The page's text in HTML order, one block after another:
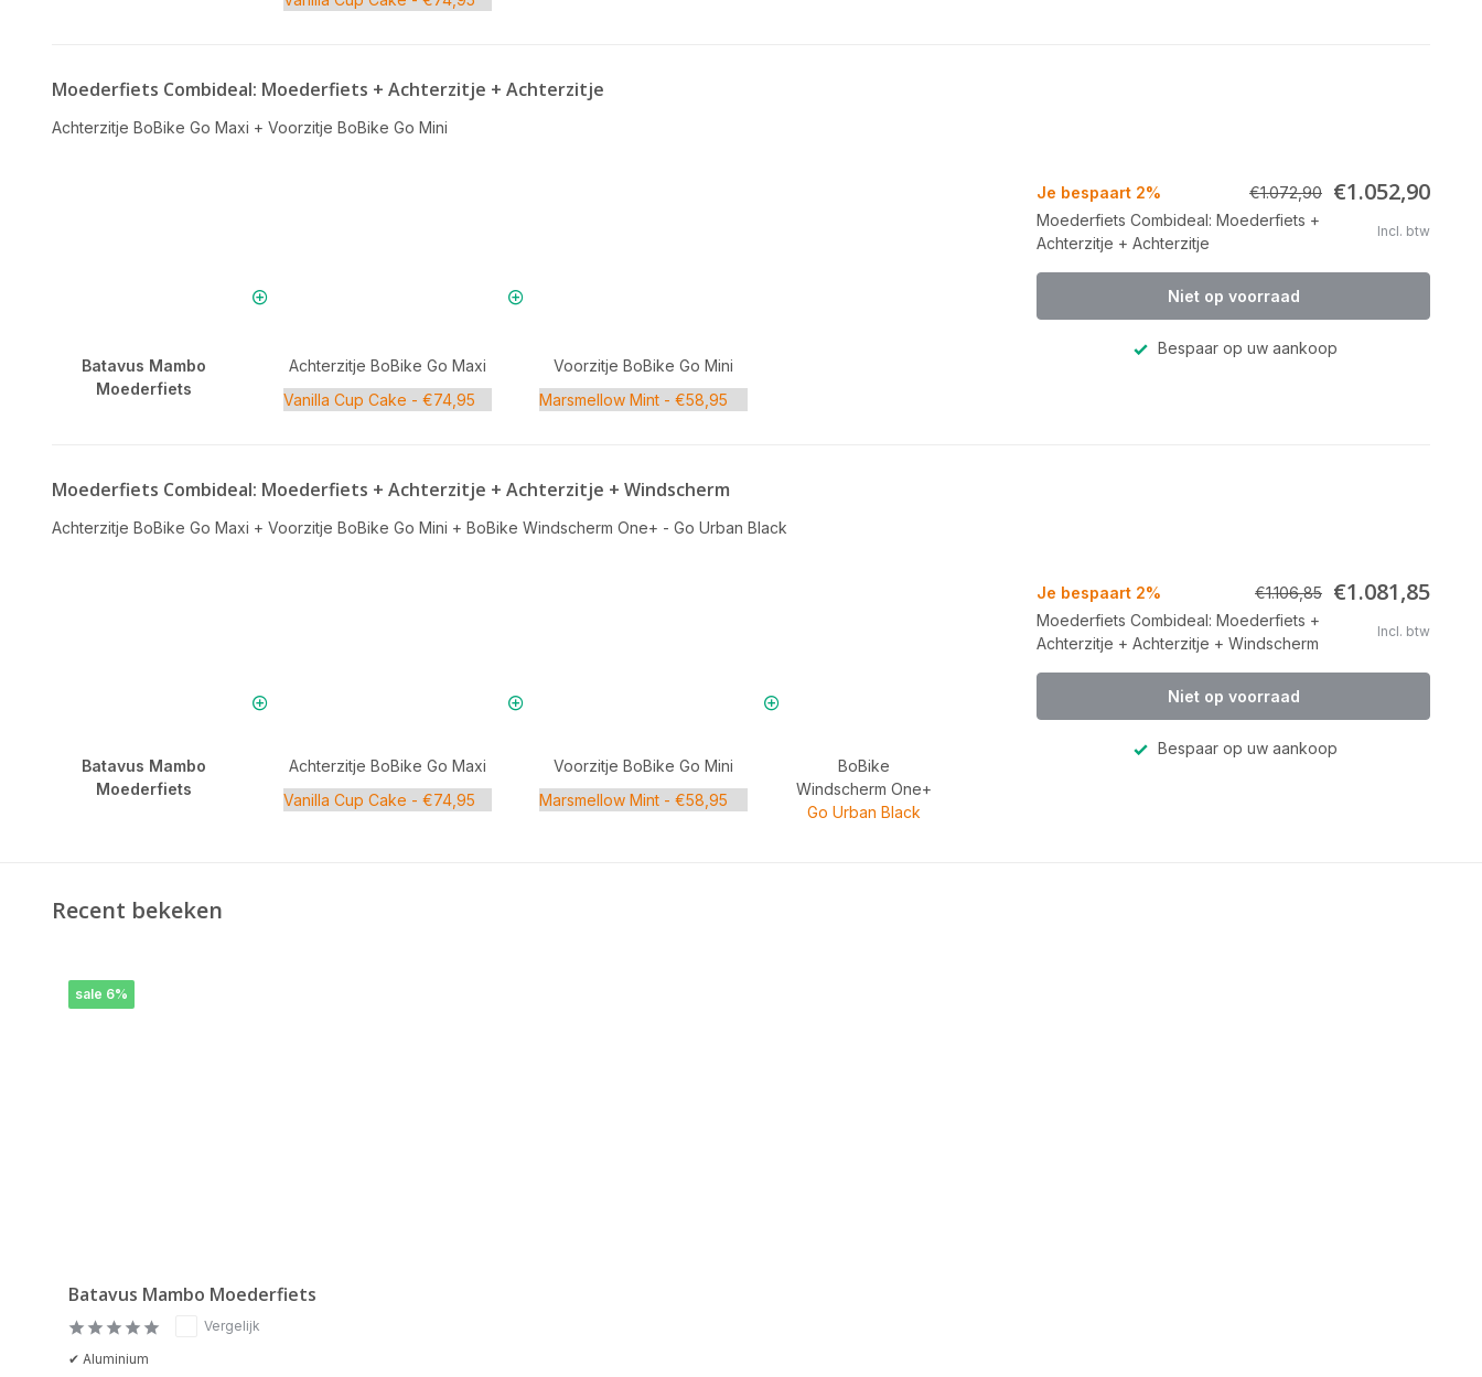
Moederfiets Combideal: Moederfiets + Achterzitje + Achterzitje
Achterzitje BoBike Go Maxi + Voorzitje BoBike Go Mini
Batavus Mambo
Moederfiets
Achterzitje BoBike Go Maxi Voorzitje BoBike Go Mini
Je bespaart 2% €1.072,90 €1.052,90
Moederfiets Combideal: Moederfiets +
Achterzitje + Achterzitje
Incl. btw
Niet op voorraad
Bespaar op uw aankoop
Moederfiets Combideal: Moederfiets + Achterzitje + Achterzitje + Windscherm
Achterzitje BoBike Go Maxi + Voorzitje BoBike Go Mini + BoBike Windscherm One+ - Go Urban Black
Batavus Mambo
Moederfiets
Achterzitje BoBike Go Maxi Voorzitje BoBike Go Mini
BoBike
Windscherm One+
Go Urban Black
Je bespaart 2% €1.106,85 €1.081,85
Moederfiets Combideal: Moederfiets +
Achterzitje + Achterzitje + Windscherm
Incl. btw
Niet op voorraad
Bespaar op uw aankoop
Recent bekeken
sale 6%
Batavus Mambo Moederfiets
Vergelijk
✔ Aluminium